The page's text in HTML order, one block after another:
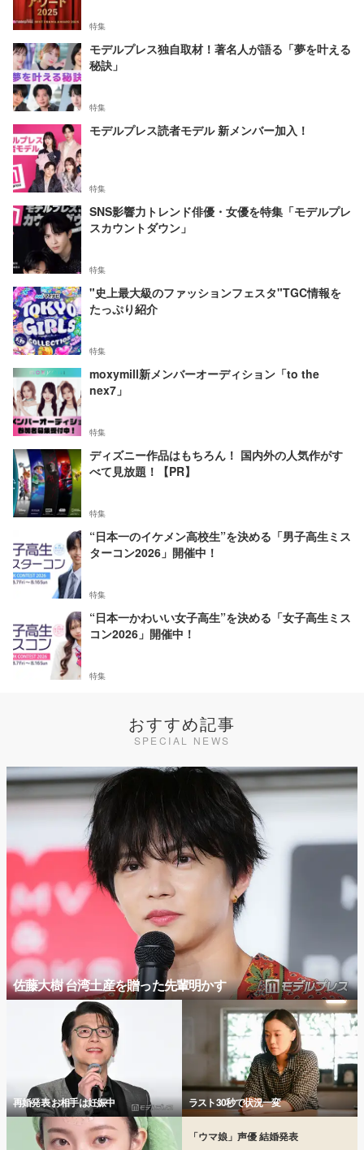
特集
モデルプレス独自取材！著名人が語る「夢を叶える
秘訣」
特集
モデルプレス読者モデル 新メンバー加入！
特集
SNS影響力トレンド俳優・女優を特集「モデルプレ
スカウントダウン」
特集
"史上最大級のファッションフェスタ"TGC情報を
たっぷり紹介
特集
moxymill新メンバーオーディション「to the
nex7」
特集
ディズニー作品はもちろん！ 国内外の人気作がす
べて見放題！【PR】
特集
“日本一のイケメン高校生”を決める「男子高生ミス
ターコン2026」開催中！
特集
“日本一かわいい女子高生”を決める「女子高生ミス
コン2026」開催中！
特集
おすすめ記事
SPECIAL NEWS
佐藤大樹 台湾土産を贈った先輩明かす
再婚発表 お相手は妊娠中 ラスト30秒で状況一変
「ウマ娘」声優 結婚発表